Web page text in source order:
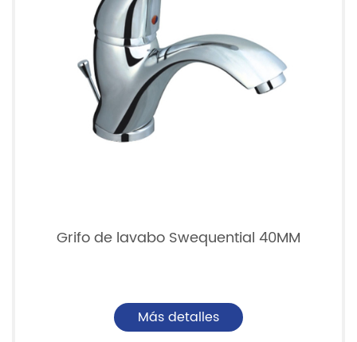
Grifo de lavabo Swequential 40MM
Más detalles